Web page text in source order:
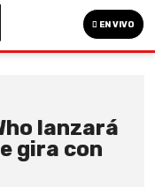
EN VIVO
lanzará
gira con